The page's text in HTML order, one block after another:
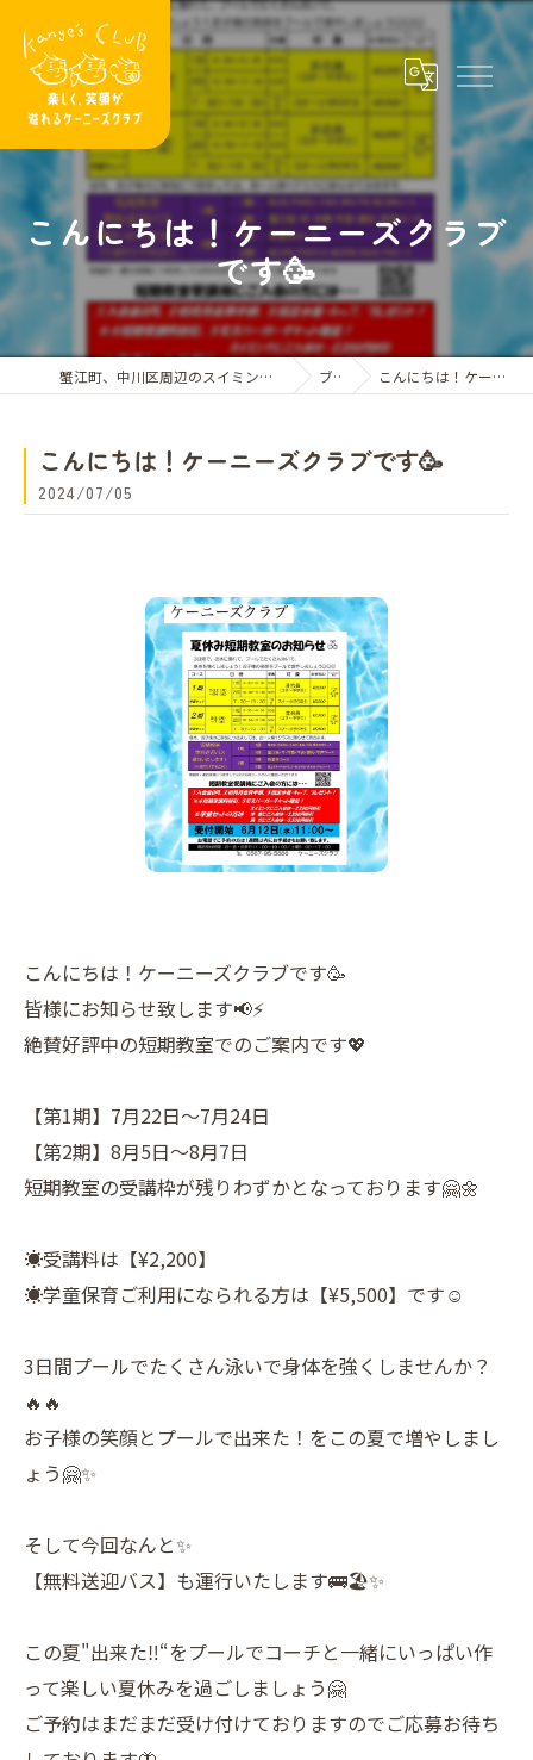
こんにちは！ケーニーズクラブ
です🥳
蟹江町、中川区周辺のスイミングスクールならケーニーズクラブ ブログ こんにちは！ケーニーズクラブです🥳
こんにちは！ケーニーズクラブです🥳
2024/07/05
こんにちは！ケーニーズクラブです🥳
皆様にお知らせ致します📢⚡️
絶賛好評中の短期教室でのご案内です💖
【第1期】7月22日〜7月24日
【第2期】8月5日〜8月7日
短期教室の受講枠が残りわずかとなっております🤗🌼
☀︎受講料は【¥2,200】
☀︎学童保育ご利用になられる方は【¥5,500】です☺️
3日間プールでたくさん泳いで身体を強くしませんか？
🔥🔥
お子様の笑顔とプールで出来た！をこの夏で増やしまし
ょう🤗✨
そして今回なんと✨
【無料送迎バス】も運行いたします🚌🏖️✨
この夏"出来た‼️“をプールでコーチと一緒にいっぱい作
って楽しい夏休みを過ごしましょう🤗
ご予約はまだまだ受け付けておりますのでご応募お待ち